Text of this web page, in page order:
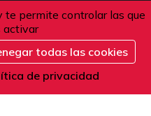
te permite controlar las que
activar
todas las cookies
de privacidad